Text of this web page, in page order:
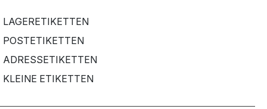
LAGERETIKETTEN
POSTETIKETTEN
ADRESSETIKETTEN
KLEINE ETIKETTEN